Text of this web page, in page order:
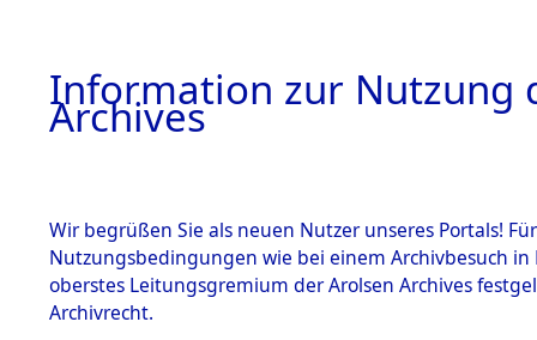
Information zur Nutzung
Archives
Wir begrüßen Sie als neuen Nutzer unseres Portals!
Nutzungsbedingungen wie bei einem Archivbesuch
oberstes Leitungsgremium der Arolsen Archives
Archivrecht.